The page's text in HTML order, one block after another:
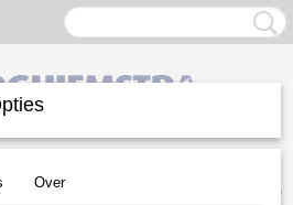
(0)
Over